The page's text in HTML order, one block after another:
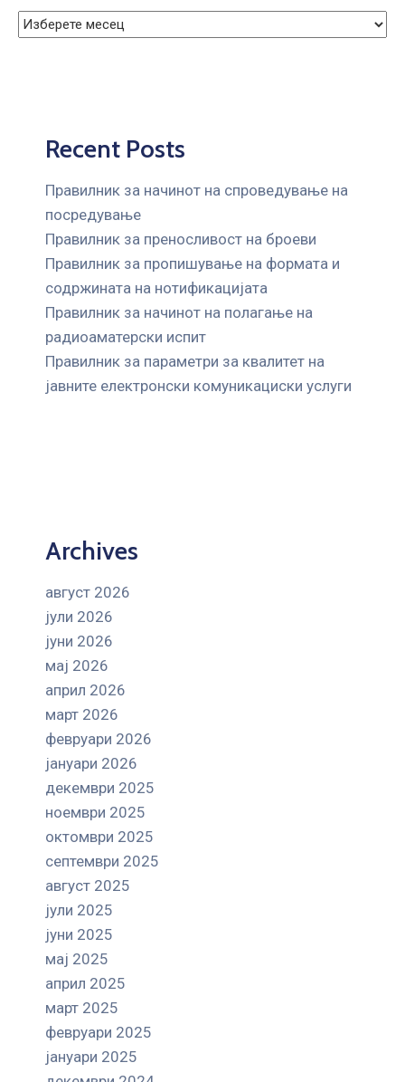
Recent Posts
Правилник за начинот на спроведување на
посредување
Правилник за преносливост на броеви
Правилник за пропишување на формата и
содржината на нотификацијата
Правилник за начинот на полагање на
радиоаматерски испит
Правилник за параметри за квалитет на
јавните елeктронски комуникациски услуги
Archives
август 2026
јули 2026
јуни 2026
мај 2026
април 2026
март 2026
февруари 2026
јануари 2026
декември 2025
ноември 2025
октомври 2025
септември 2025
август 2025
јули 2025
јуни 2025
мај 2025
април 2025
март 2025
февруари 2025
јануари 2025